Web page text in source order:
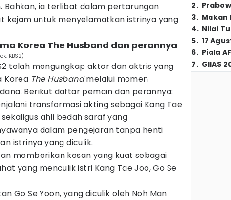
Bahkan, ia terlibat dalam pertarungan
kejam untuk menyelamatkan istrinya yang
Korea The Husband dan perannya
KBS2)
telah mengungkap aktor dan aktris yang
Korea The Husbandmelalui momen
Berikut daftar pemain dan perannya:
transformasi akting sebagai Kang Tae
ahli bedah saraf yang
dalam pengejaran tanpa henti
istrinya yang diculik.
memberikan kesan yang kuat sebagai
yang menculik istri Kang Tae Joo, Go Se
Go Se Yoon, yang diculik oleh Noh Man
2.
3. Makan
4. Nilai
5. 17
6. Piala
7. GIIAS